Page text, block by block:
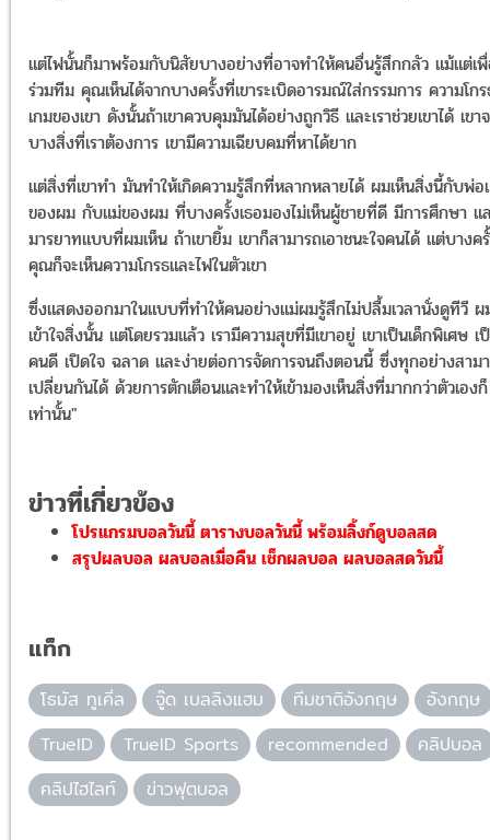
แต่ไฟนั้นก็มาพร้อมกับนิสัยบางอย่างที่อาจทำให้คนอื่นรู้สึกกลัว แม้แต่เ
ร่วมทีม คุณเห็นได้จากบางครั้งที่เขาระเบิดอารมณ์ใส่กรรมการ ความโก
เกมของเขา ดังนั้นถ้าเขาควบคุมมันได้อย่างถูกวิธี และเราช่วยเขาได้ เขา
บางสิ่งที่เราต้องการ เขามีความเฉียบคมที่หาได้ยาก
แต่สิ่งที่เขาทำ มันทำให้เกิดความรู้สึกที่หลากหลายได้ ผมเห็นสิ่งนี้กับพ่อ
ของผม กับแม่ของผม ที่บางครั้งเธอมองไม่เห็นผู้ชายที่ดี มีการศึกษา แ
มารยาทแบบที่ผมเห็น ถ้าเขายิ้ม เขาก็สามารถเอาชนะใจคนได้ แต่บางค
คุณก็จะเห็นความโกรธและไฟในตัวเขา
ซึ่งแสดงออกมาในแบบที่ทำให้คนอย่างแม่ผมรู้สึกไม่ปลื้มเวลานั่งดูทีวี ผ
เข้าใจสิ่งนั้น แต่โดยรวมแล้ว เรามีความสุขที่มีเขาอยู่ เขาเป็นเด็กพิเศษ เ
คนดี เปิดใจ ฉลาด และง่ายต่อการจัดการจนถึงตอนนี้ ซึ่งทุกอย่างสาม
เปลี่ยนกันได้ ด้วยการตักเตือนและทำให้เข้ามองเห็นสิ่งที่มากกว่าตัวเองก็
เท่านั้น"
ข่าวที่เกี่ยวข้อง
โปรแกรมบอลวันนี้ ตารางบอลวันนี้ พร้อมลิ้งก์ดูบอลสด
สรุปผลบอล ผลบอลเมื่อคืน เช็กผลบอล ผลบอลสดวันนี้
แท็ก
โธมัส ทูเคิ่ล จู๊ด เบลลิงแฮม ทีมชาติอังกฤษ
อังกฤษ
TrueID
TrueID Sports recommended
คลิปบอล
คลิปไฮไลท์
ข่าวฟุตบอล